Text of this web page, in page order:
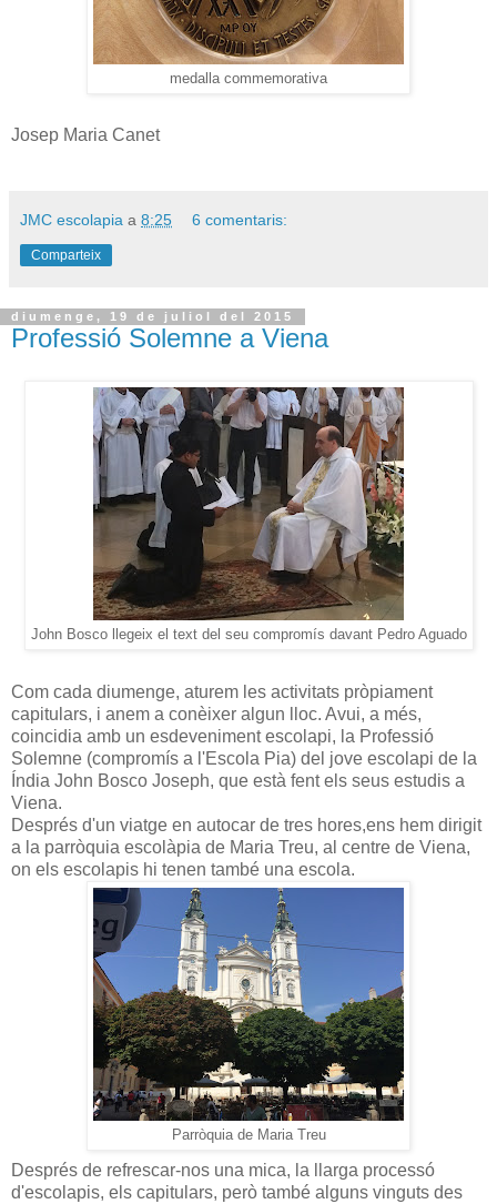
medalla commemorativa
Josep Maria Canet
JMC escolapia a 8:25 6 comentaris:
Comparteix
diumenge, 19 de juliol del 2015
Professió Solemne a Viena
John Bosco llegeix el text del seu compromís davant Pedro Aguado
Com cada diumenge, aturem les activitats pròpiament
capitulars, i anem a conèixer algun lloc. Avui, a més,
coincidia amb un esdeveniment escolapi, la Professió
Solemne (compromís a l'Escola Pia) del jove escolapi de la
Índia John Bosco Joseph, que està fent els seus estudis a
Viena.
Després d'un viatge en autocar de tres hores,ens hem dirigit
a la parròquia escolàpia de Maria Treu, al centre de Viena,
on els escolapis hi tenen també una escola.
Parròquia de Maria Treu
Després de refrescar-nos una mica, la llarga processó
d'escolapis, els capitulars, però també alguns vinguts des